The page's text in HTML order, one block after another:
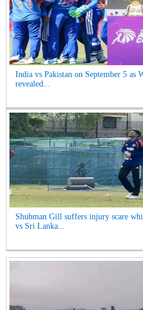
India vs Pakistan on September 5 as
revealed...
Shubman Gill suffers injury scare
vs Sri Lanka...